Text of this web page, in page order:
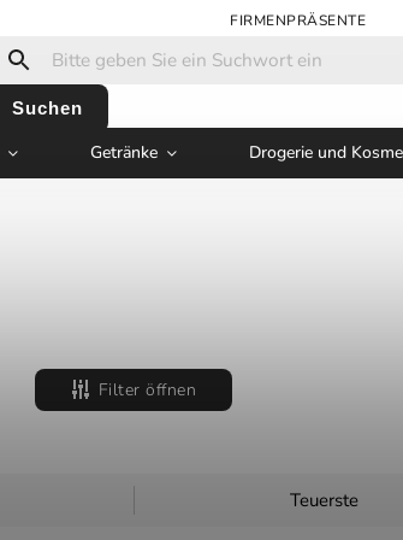
FIRMENPRÄSENTE
Suchen
Getränke Drogerie und
Filter öffnen
Teuerste